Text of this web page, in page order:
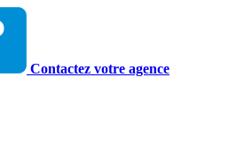
Contactez votre agence